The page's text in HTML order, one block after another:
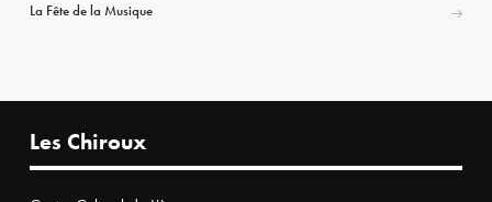
La Fête de la Musique
Les Chiroux